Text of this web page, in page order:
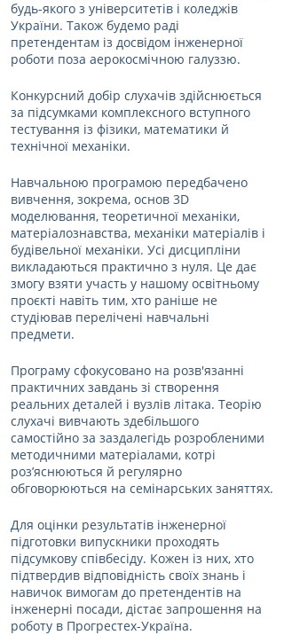
будь-якого з університетів і коледжів
України. Також будемо раді
претендентам із досвідом інженерної
роботи поза аерокосмічною галуззю.
Конкурсний добір слухачів здійснюється
за підсумками комплексного вступного
тестування із фізики, математики й
технічної механіки.
Навчальною програмою передбачено
вивчення, зокрема, основ 3D
моделювання, теоретичної механіки,
матеріалознавства, механіки матеріалів і
будівельної механіки. Усі дисципліни
викладаються практично з нуля. Це дає
змогу взяти участь у нашому освітньому
проєкті навіть тим, хто раніше не
студіював перелічені навчальні
предмети.
Програму сфокусовано на розв'язанні
практичних завдань зі створення
реальних деталей і вузлів літака. Теорію
слухачі вивчають здебільшого
самостійно за заздалегідь розробленими
методичними матеріалами, котрі
роз’яснюються й регулярно
обговорюються на семінарських заняттях.
Для оцінки результатів інженерної
підготовки випускники проходять
підсумкову співбесіду. Кожен із них, хто
підтвердив відповідність своїх знань і
навичок вимогам до претендентів на
інженерні посади, дістає запрошення на
роботу в Прогрестех-Україна.